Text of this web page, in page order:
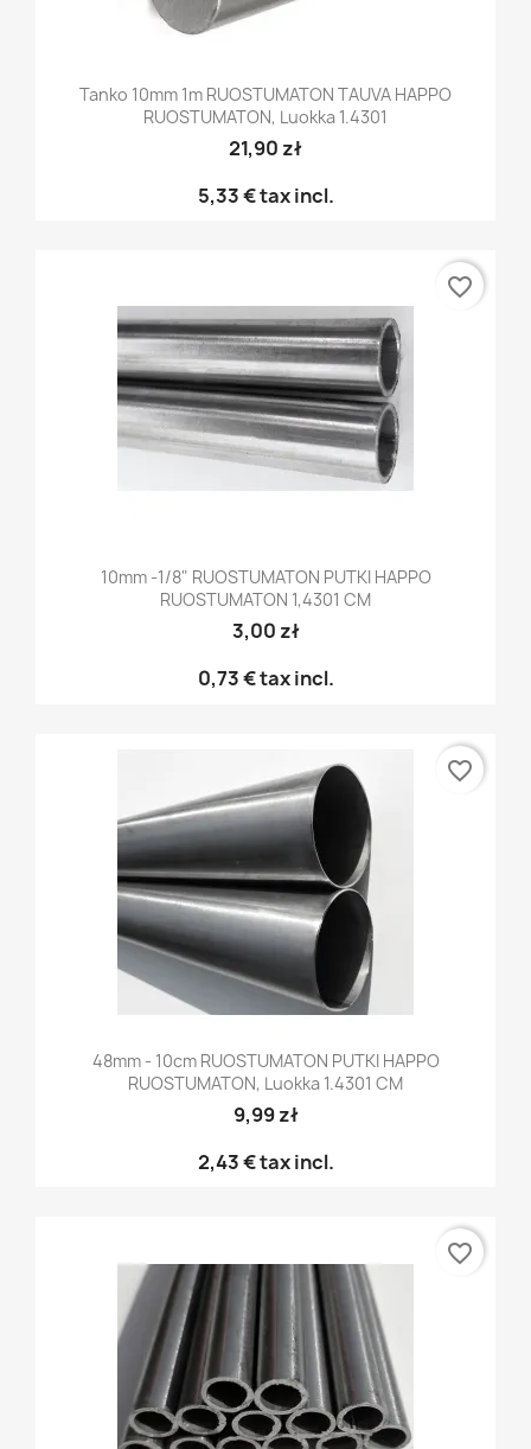
Tanko 10mm 1m RUOSTUMATON TAUVA HAPPO
RUOSTUMATON, Luokka 1.4301
21,90 zł
5,33 €tax incl.
10mm -1/8" RUOSTUMATON PUTKI HAPPO
RUOSTUMATON 1,4301 CM
3,00 zł
0,73 €tax incl.
favorite_border
48mm - 10cm RUOSTUMATON PUTKI HAPPO
RUOSTUMATON, Luokka 1.4301 CM
9,99 zł
2,43 €tax incl.
favorite_border
favorite_border